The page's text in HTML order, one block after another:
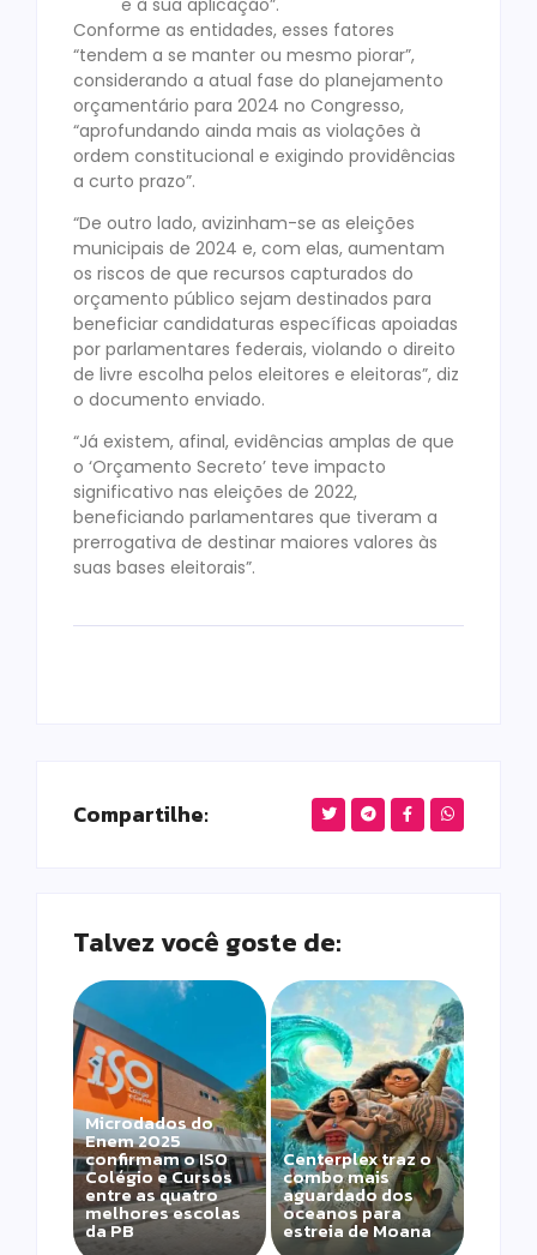
Conforme as entidades, esses fatores
“tendem a se manter ou mesmo piorar”,
considerando a atual fase do planejamento
orçamentário para 2024 no Congresso,
“aprofundando ainda mais as violações à
ordem constitucional e exigindo providências
a curto prazo”.
“De outro lado, avizinham-se as eleições
municipais de 2024 e, com elas, aumentam
os riscos de que recursos capturados do
orçamento público sejam destinados para
beneficiar candidaturas específicas apoiadas
por parlamentares federais, violando o direito
de livre escolha pelos eleitores e eleitoras”, diz
o documento enviado.
“Já existem, afinal, evidências amplas de que
o ‘Orçamento Secreto’ teve impacto
significativo nas eleições de 2022,
beneficiando parlamentares que tiveram a
prerrogativa de destinar maiores valores às
suas bases eleitorais”.
Compartilhe:
Talvez você goste de:
Microdados do
Enem 2025
confirmam o ISO
Colégio e Cursos
entre as quatro
melhores escolas
da PB
Centerplex traz o
combo mais
aguardado dos
oceanos para
estreia de Moana